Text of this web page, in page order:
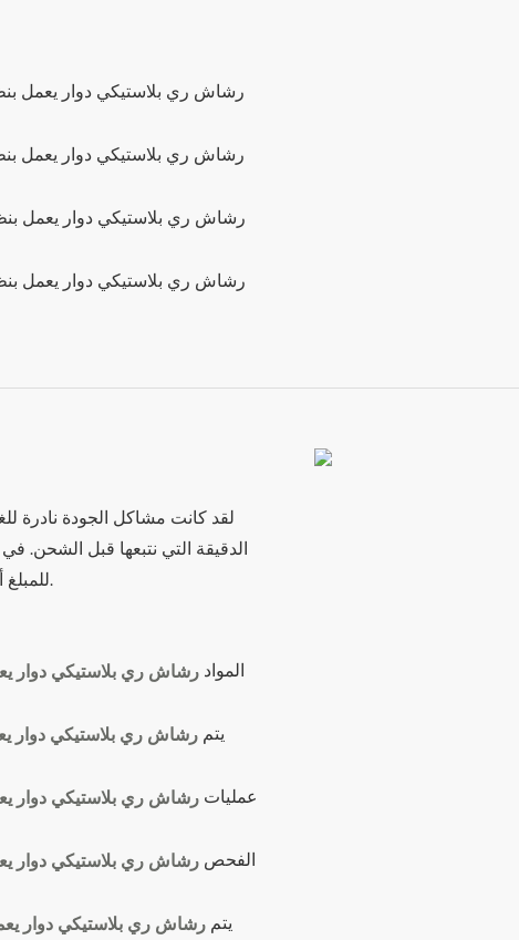
لقد كانت مشاكل الجودة نادرة
الدقيقة التي نتبعها قبل
للمبلغ أو استبدالاً للمنتج، وسنتكفل بالخسائر المترتبة على ذلك.
المواد
يتم
عمليات
الفحص
يتم